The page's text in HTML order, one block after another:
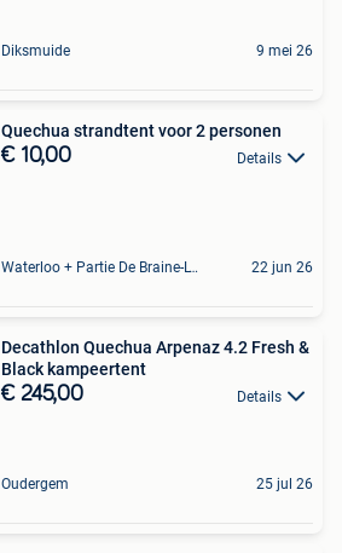
Diksmuide 9 mei 26
Quechua strandtent voor 2 personen
€ 10,00 Details
Waterloo + Partie De Braine-L'Alleud, De Ohain 22 jun 26
Decathlon Quechua Arpenaz 4.2 Fresh &
Black kampeertent
€ 245,00 Details
Oudergem 25 jul 26